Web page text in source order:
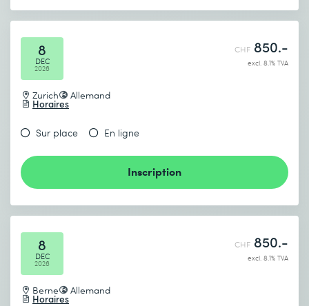
8
DEC
2026
Zurich Allemand
Horaires
CHF 850.-
excl. 8.1% TVA
Sur place En ligne
Inscription
8
DEC
2026
Berne Allemand
Horaires
CHF 850.-
excl. 8.1% TVA